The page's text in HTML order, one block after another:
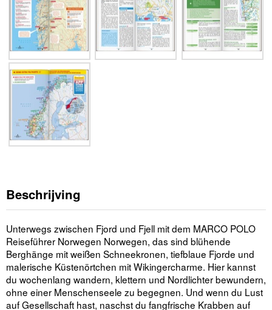
Beschrijving
Unterwegs zwischen Fjord und Fjell mit dem MARCO POLO
Reiseführer Norwegen Norwegen, das sind blühende
Berghänge mit weißen Schneekronen, tiefblaue Fjorde und
malerische Küstenörtchen mit Wikingercharme. Hier kannst
du wochenlang wandern, klettern und Nordlichter bewundern,
ohne einer Menschenseele zu begegnen. Und wenn du Lust
auf Gesellschaft hast, naschst du fangfrische Krabben auf